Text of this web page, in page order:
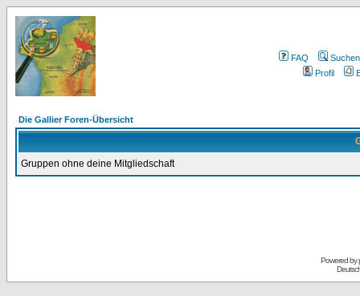
FAQ
Suchen
Profil
Die Gallier Foren-Übersicht
Gruppen ohne deine Mitgliedschaft
Powered by